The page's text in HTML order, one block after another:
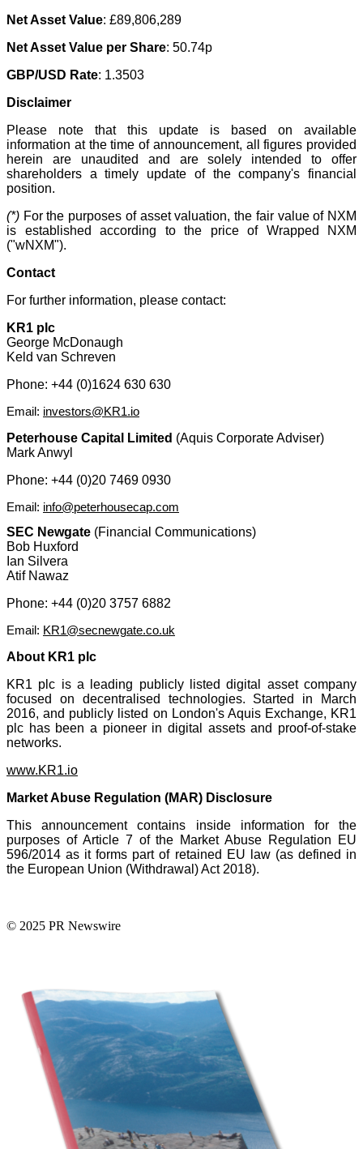
Net Asset Value: £89,806,289
Net Asset Value per Share: 50.74p
GBP/USD Rate: 1.3503
Disclaimer
Please note that this update is based on available
information at the time of announcement, all figures provided
herein are unaudited and are solely intended to offer
shareholders a timely update of the company's financial
position.
(*) For the purposes of asset valuation, the fair value of NXM
is established according to the price of Wrapped NXM
("wNXM").
Contact
For further information, please contact:
KR1 plc
George McDonaugh
Keld van Schreven
Phone: +44 (0)1624 630 630
Email: investors@KR1.io
Peterhouse Capital Limited (Aquis Corporate Adviser)
Mark Anwyl
Phone: +44 (0)20 7469 0930
Email: info@peterhousecap.com
SEC Newgate (Financial Communications)
Bob Huxford
Ian Silvera
Atif Nawaz
Phone: +44 (0)20 3757 6882
Email: KR1@secnewgate.co.uk
About KR1 plc
KR1 plc is a leading publicly listed digital asset company
focused on decentralised technologies. Started in March
2016, and publicly listed on London's Aquis Exchange, KR1
plc has been a pioneer in digital assets and proof-of-stake
networks.
www.KR1.io
Market Abuse Regulation (MAR) Disclosure
This announcement contains inside information for the
purposes of Article 7 of the Market Abuse Regulation EU
596/2014 as it forms part of retained EU law (as defined in
the European Union (Withdrawal) Act 2018).
© 2025 PR Newswire